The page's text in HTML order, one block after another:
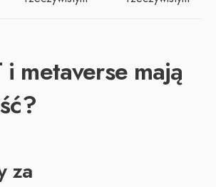
metaverse mają
za